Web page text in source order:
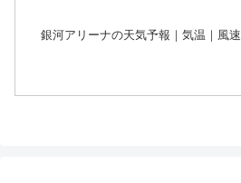
銀河アリーナの天気予報｜気温｜風速